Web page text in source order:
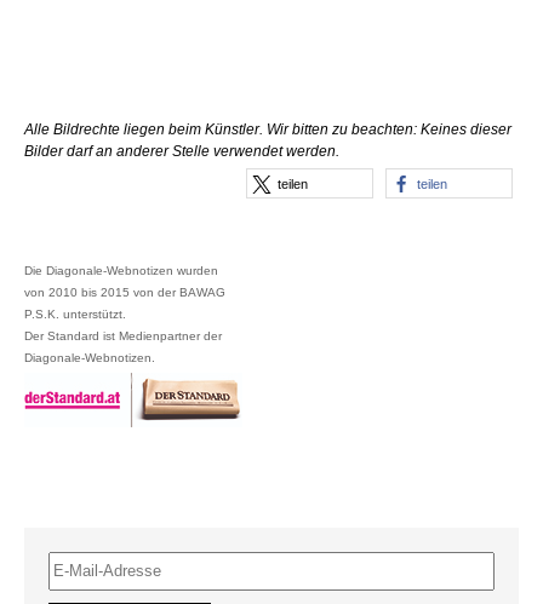
Alle Bildrechte liegen beim Künstler. Wir bitten zu beachten: Keines dieser
Bilder darf an anderer Stelle verwendet werden.
teilen teilen
Die Diagonale-Webnotizen wurden
von 2010 bis 2015 von der BAWAG
P.S.K. unterstützt.
Der Standard ist Medienpartner der
Diagonale-Webnotizen.